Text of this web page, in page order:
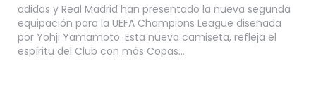
adidas y Real Madrid han presentado la nueva segunda
equipación para la UEFA Champions League diseñada
por Yohji Yamamoto. Esta nueva camiseta, refleja el
espíritu del Club con más Copas…